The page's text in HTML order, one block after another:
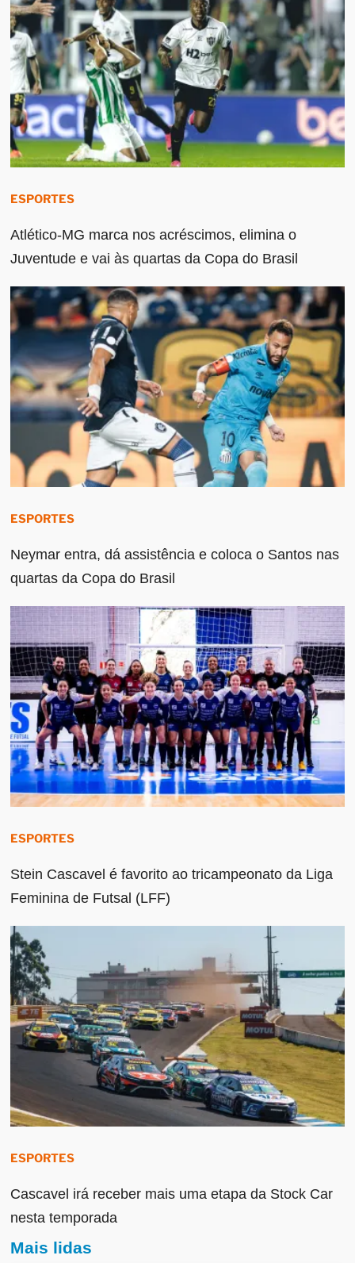
ESPORTES
Atlético-MG marca nos acréscimos, elimina o
Juventude e vai às quartas da Copa do Brasil
ESPORTES
Neymar entra, dá assistência e coloca o Santos nas
quartas da Copa do Brasil
ESPORTES
Stein Cascavel é favorito ao tricampeonato da Liga
Feminina de Futsal (LFF)
ESPORTES
Cascavel irá receber mais uma etapa da Stock Car
nesta temporada
Mais lidas